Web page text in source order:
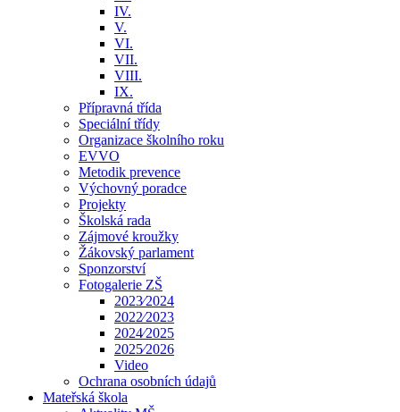
IV.
V.
VI.
VII.
VIII.
IX.
Přípravná třída
Speciální třídy
Organizace školního roku
EVVO
Metodik prevence
Výchovný poradce
Projekty
Školská rada
Zájmové kroužky
Žákovský parlament
Sponzorství
Fotogalerie ZŠ
2023⁄2024
2022⁄2023
2024⁄2025
2025⁄2026
Video
Ochrana osobních údajů
Mateřská škola